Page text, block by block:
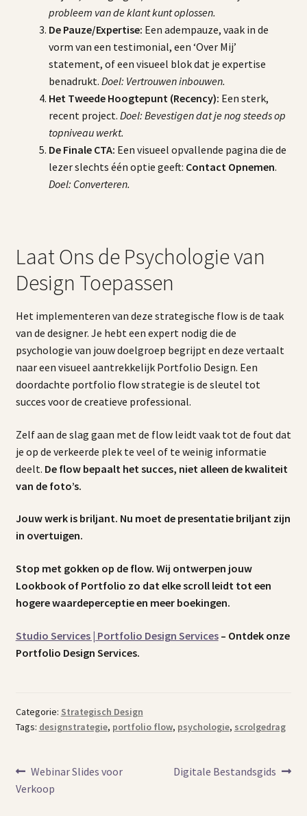
probleem van de klant kunt oplossen.
De Pauze/Expertise: Een adempauze, vaak in de
vorm van een testimonial, een ‘Over Mij’
statement, of een visueel blok dat je expertise
benadrukt. Doel: Vertrouwen inbouwen.
Het Tweede Hoogtepunt (Recency): Een sterk,
recent project. Doel: Bevestigen dat je nog steeds op
topniveau werkt.
De Finale CTA: Een visueel opvallende pagina die de
lezer slechts één optie geeft: Contact Opnemen.
Doel: Converteren.
Laat Ons de Psychologie van
Design Toepassen
Het implementeren van deze strategische flow is de taak
van de designer. Je hebt een expert nodig die de
psychologie van jouw doelgroep begrijpt en deze vertaalt
naar een visueel aantrekkelijk Portfolio Design. Een
doordachte portfolio flow strategie is de sleutel tot
succes voor de creatieve professional.
Zelf aan de slag gaan met de flow leidt vaak tot de fout dat
je op de verkeerde plek te veel of te weinig informatie
deelt. De flow bepaalt het succes, niet alleen de kwaliteit
van de foto’s.
Jouw werk is briljant. Nu moet de presentatie briljant zijn
in overtuigen.
Stop met gokken op de flow. Wij ontwerpen jouw
Lookbook of Portfolio zo dat elke scroll leidt tot een
hogere waardeperceptie en meer boekingen.
Studio Services | Portfolio Design Services– Ontdek onze
Portfolio Design Services.
Categorie: Strategisch Design
Tags: designstrategie, portfolio flow, psychologie, scrolgedrag
Bericht
navigatie
Vorig
bericht:
Webinar Slides voor
Verkoop
Volgend
Digitale Bestandsgids